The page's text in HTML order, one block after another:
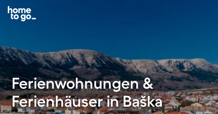
Ferienwohnungen &
Ferienhäuser in Baška